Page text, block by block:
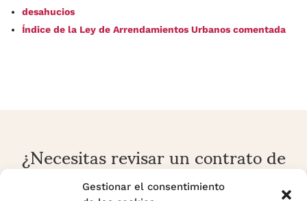
Gestionar el consentimiento
desahucios
Índice de la Ley de Arrendamientos Urbanos comentada
¿Necesitas revisar un contrato de
alquiler o una reclamación